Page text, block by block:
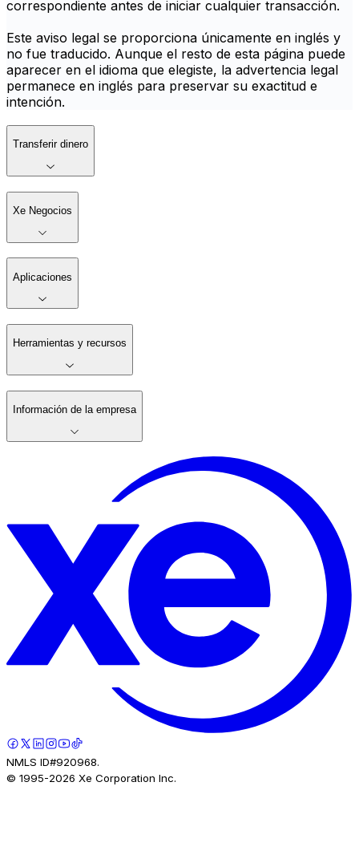
correspondiente antes de iniciar cualquier transacción.
Este aviso legal se proporciona únicamente en inglés y
no fue traducido. Aunque el resto de esta página puede
aparecer en el idioma que elegiste, la advertencia legal
permanece en inglés para preservar su exactitud e
intención.
Transferir dinero
Xe Negocios
Aplicaciones
Herramientas y recursos
Información de la empresa
NMLS ID#920968.
© 1995-2026 Xe Corporation Inc.